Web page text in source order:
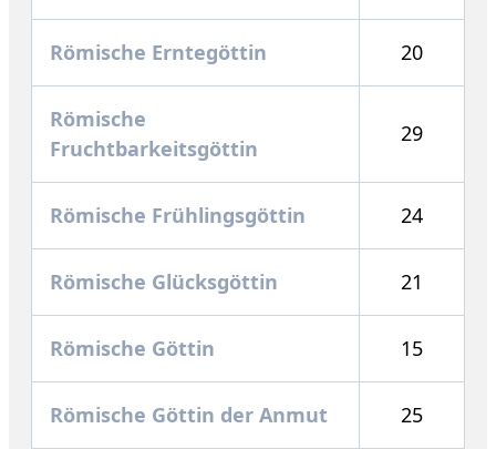
Römische Erntegöttin 20
Römische
Fruchtbarkeitsgöttin
29
Römische Frühlingsgöttin 24
Römische Glücksgöttin 21
Römische Göttin 15
Römische Göttin der Anmut 25